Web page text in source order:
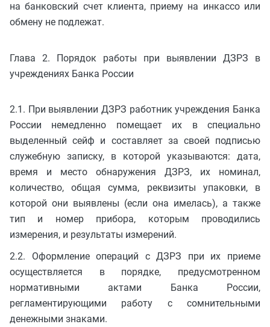
на банковский счет клиента, приему на инкассо или
обмену не подлежат.
Глава 2. Порядок работы при выявлении ДЗРЗ в
учреждениях Банка России
2.1. При выявлении ДЗРЗ работник учреждения Банка
России немедленно помещает их в специально
выделенный сейф и составляет за своей подписью
служебную записку, в которой указываются: дата,
время и место обнаружения ДЗРЗ, их номинал,
количество, общая сумма, реквизиты упаковки, в
которой они выявлены (если она имелась), а также
тип и номер прибора, которым проводились
измерения, и результаты измерений.
2.2. Оформление операций с ДЗРЗ при их приеме
осуществляется в порядке, предусмотренном
нормативными актами Банка России,
регламентирующими работу с сомнительными
денежными знаками.